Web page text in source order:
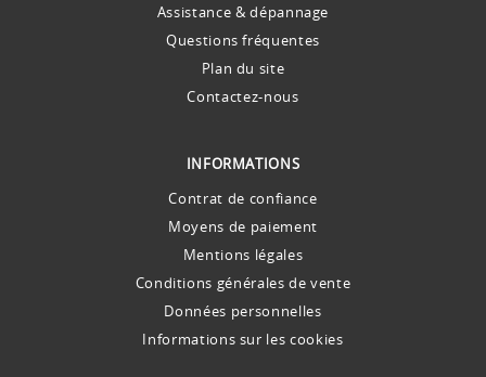
Assistance & dépannage
Questions fréquentes
Plan du site
Contactez-nous
INFORMATIONS
Contrat de confiance
Moyens de paiement
Mentions légales
Conditions générales de vente
Données personnelles
Informations sur les cookies